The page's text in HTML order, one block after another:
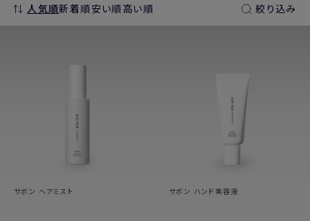
人気順新着順安い順高い順 絞り込み
サボン ヘアミスト サボン ハンド美容液